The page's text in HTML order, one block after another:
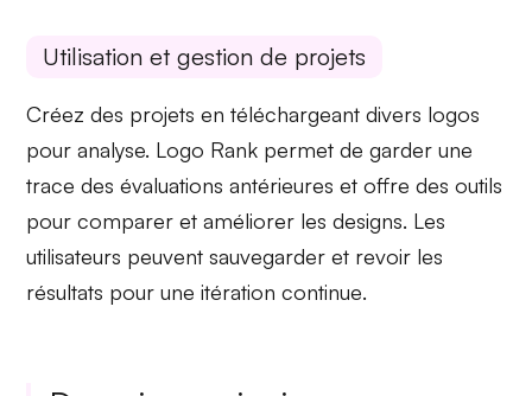
Utilisation et gestion de projets
Créez des projets entéléchargeant divers logos
pour analyse. Logo Rank permet de garder une
trace des évaluations antérieures et offre desoutils
pour comparer et améliorer les designs. Les
utilisateurs peuvent sauvegarder et revoir les
résultats pour uneitération continue.